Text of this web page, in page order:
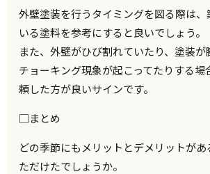
外壁塗装を行うタイミングを図る際は、
いる塗料を参考にすると良いでしょう。
また、外壁がひび割れていたり、塗装が
チョーキング現象が起こってたりする場
頼した方が良いサインです。
□まとめ
どの季節にもメリットとデメリットが
ただけたでしょうか。